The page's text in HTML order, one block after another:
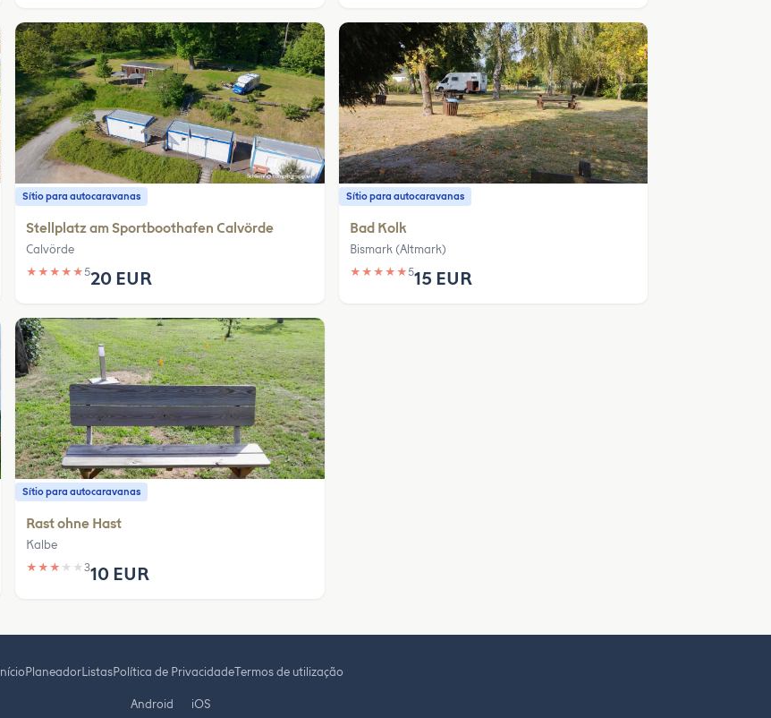
Sítio para autocaravanas
Stellplatz am Sportboothafen Calvörde
Calvörde
★ ★ ★ ★ ★520 EUR
Sítio para autocaravanas
Bad Kolk
Bismark (Altmark)
★ ★ ★ ★ ★515 EUR
Sítio para autocaravanas
Rast ohne Hast
Kalbe
★ ★ ★ ★ ★310 EUR
Início PlaneadorListasPolítica de PrivacidadeTermos de utilização
Android iOS